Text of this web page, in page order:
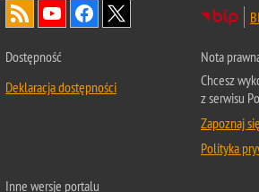
Dostępność
Deklaracja dostępności
Nota
Chcesz
z serwisu
Zapoznaj
Polityka
Inne wersje portalu